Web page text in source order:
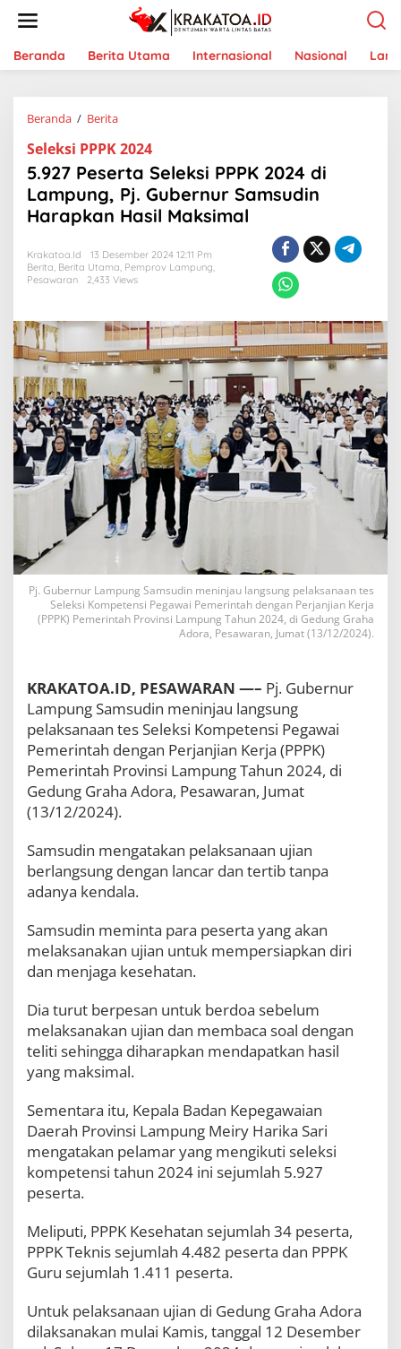
t
Beranda Berita Utama Internasional Nasional
Beranda / Berita
9
2
7
P
e
r
t
e
l
e
s
i
P
P
P
K
2
0
2
4
L
a
m
g
P
j
.
G
u
b
e
n
u
r
S
m
s
u
d
n
a
r
a
a
n
H
a
s
M
a
k
s
m
a
l
Seleksi PPPK 2024
5.927 Peserta Seleksi PPPK 2024 di
Lampung, Pj. Gubernur Samsudin
Harapkan Hasil Maksimal
Krakatoa.id
13 Desember 2024 12:11 Pm
Berita, Berita Utama, Pemprov Lampung,
Pesawaran
2,433 Views
Pj. Gubernur Lampung Samsudin meninjau langsung pelaksanaan tes
Seleksi Kompetensi Pegawai Pemerintah dengan Perjanjian Kerja
(PPPK) Pemerintah Provinsi Lampung Tahun 2024, di Gedung Graha
Adora, Pesawaran, Jumat (13/12/2024).
KRAKATOA.ID, PESAWARAN —– Pj. Gubernur
Lampung Samsudin meninjau langsung
pelaksanaan tes Seleksi Kompetensi Pegawai
Pemerintah dengan Perjanjian Kerja (PPPK)
Pemerintah Provinsi Lampung Tahun 2024, di
Gedung Graha Adora, Pesawaran, Jumat
(13/12/2024).
Samsudin mengatakan pelaksanaan ujian
berlangsung dengan lancar dan tertib tanpa
adanya kendala.
Samsudin meminta para peserta yang akan
melaksanakan ujian untuk mempersiapkan diri
dan menjaga kesehatan.
Dia turut berpesan untuk berdoa sebelum
melaksanakan ujian dan membaca soal dengan
teliti sehingga diharapkan mendapatkan hasil
yang maksimal.
Sementara itu, Kepala Badan Kepegawaian
Daerah Provinsi Lampung Meiry Harika Sari
mengatakan pelamar yang mengikuti seleksi
kompetensi tahun 2024 ini sejumlah 5.927
peserta.
Meliputi, PPPK Kesehatan sejumlah 34 peserta,
PPPK Teknis sejumlah 4.482 peserta dan PPPK
Guru sejumlah 1.411 peserta.
Untuk pelaksanaan ujian di Gedung Graha Adora
dilaksanakan mulai Kamis, tanggal 12 Desember